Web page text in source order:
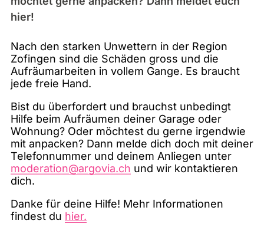
hier!
Nach den starken Unwettern in der Region
Zofingen sind die Schäden gross und die
Aufräumarbeiten in vollem Gange. Es braucht
jede freie Hand.
Bist du überfordert und brauchst unbedingt
Hilfe beim Aufräumen deiner Garage oder
Wohnung? Oder möchtest du gerne irgendwie
mit anpacken? Dann melde dich doch mit deiner
Telefonnummer und deinem Anliegen unter
moderation@argovia.ch und wir kontaktieren
dich.
Danke für deine Hilfe! Mehr Informationen
findest du hier.